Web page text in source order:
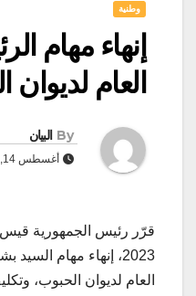
وطنية
إنهاء مهام
العام
By البيان
أغسطس 14, 2023
2023، إنهاء مهام
العام لديوان الحبوب،